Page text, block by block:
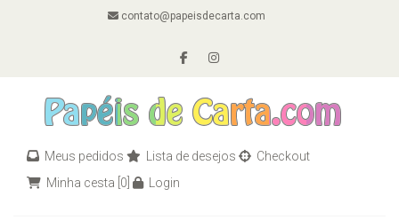
contato@papeisdecarta.com
Meus pedidos Lista de desejos
Checkout
Minha cesta [0] Login